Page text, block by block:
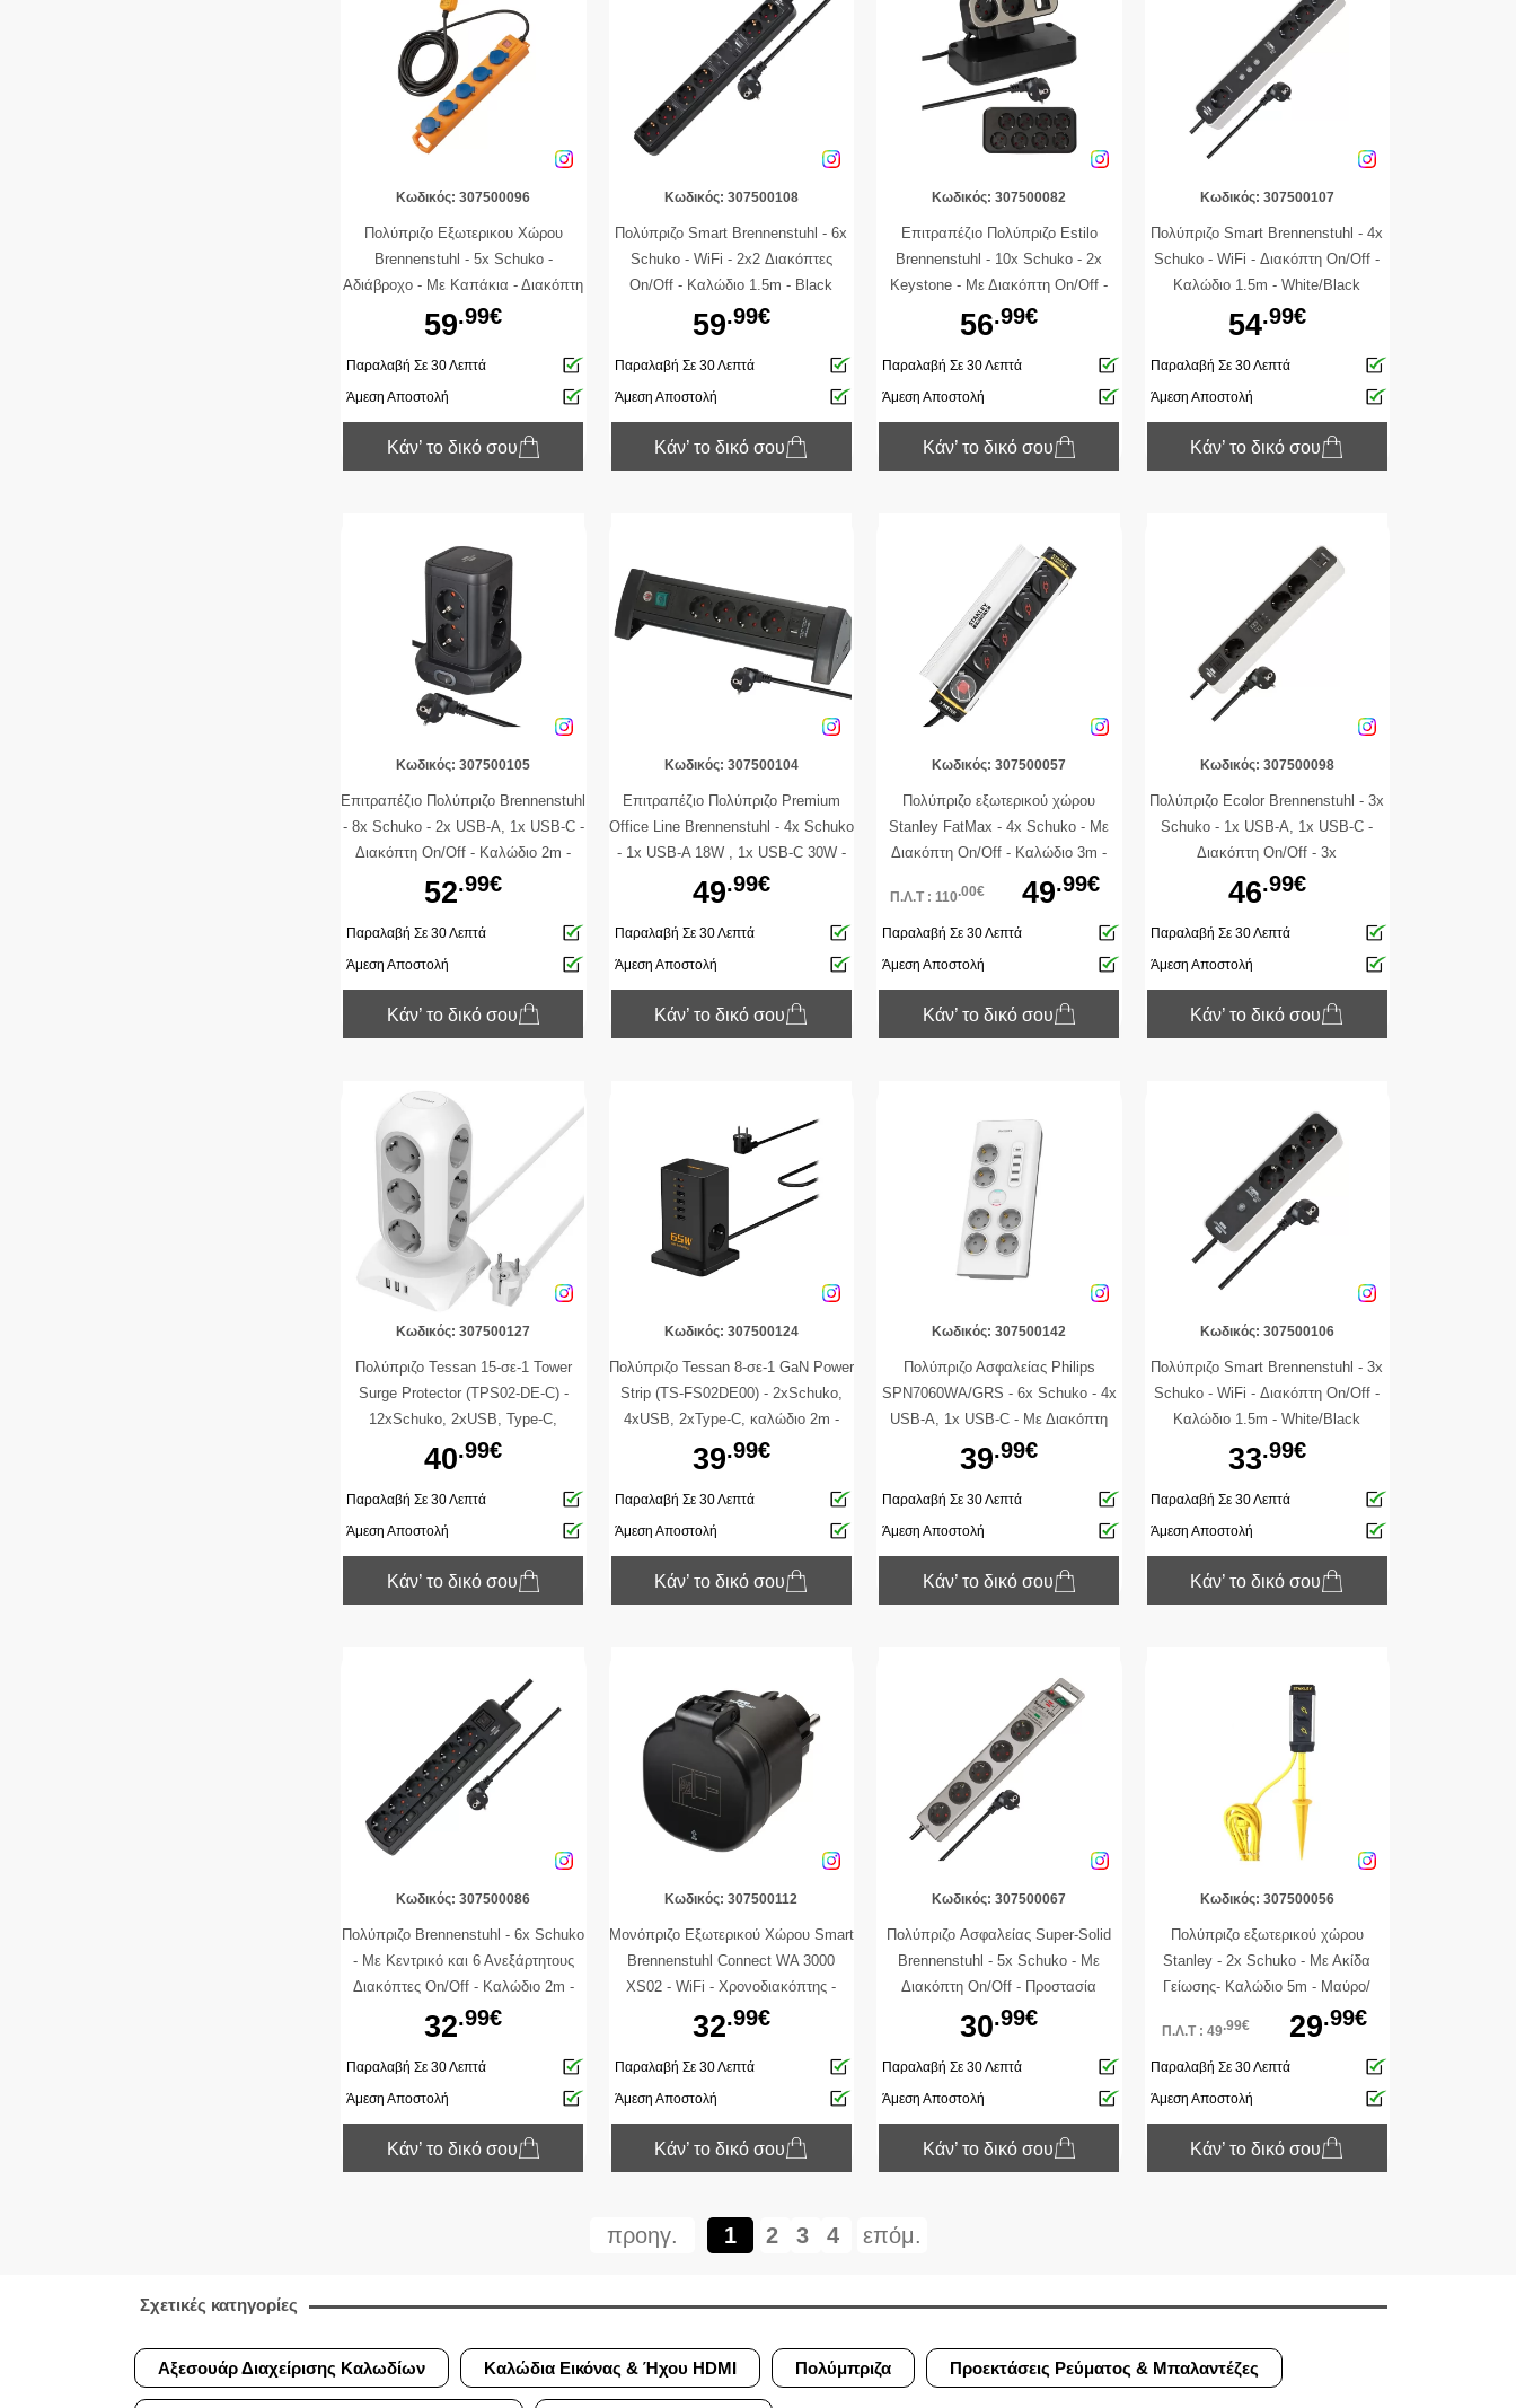
Κωδικός: 307500096
Πολύπριζο Εξωτερικου Χώρου
Brennenstuhl - 5x Schuko -
Αδιάβροχο - Με Καπάκια - Διακόπτη
On/Off - Καλώδιο 5m - Yellow
59.99€
Παραλαβή Σε 30 Λεπτά
Άμεση Αποστολή
Κάν’ το δικό σου
Κωδικός: 307500108
Πολύπριζο Smart Brennenstuhl - 6x
Schuko - WiFi - 2x2 Διακόπτες
On/Off - Καλώδιο 1.5m - Black
59.99€
Παραλαβή Σε 30 Λεπτά
Άμεση Αποστολή
Κάν’ το δικό σου
Κωδικός: 307500082
Επιτραπέζιο Πολύπριζο Estilo
Brennenstuhl - 10x Schuko - 2x
Keystone - Με Διακόπτη On/Off -
Καλώδιο 2m - Black
56.99€
Παραλαβή Σε 30 Λεπτά
Άμεση Αποστολή
Κάν’ το δικό σου
Κωδικός: 307500107
Πολύπριζο Smart Brennenstuhl - 4x
Schuko - WiFi - Διακόπτη On/Off -
Καλώδιο 1.5m - White/Black
54.99€
Παραλαβή Σε 30 Λεπτά
Άμεση Αποστολή
Κάν’ το δικό σου
Κωδικός: 307500105
Επιτραπέζιο Πολύπριζο Brennenstuhl
- 8x Schuko - 2x USB-A, 1x USB-C -
Διακόπτη On/Off - Καλώδιο 2m -
Black
52.99€
Παραλαβή Σε 30 Λεπτά
Άμεση Αποστολή
Κάν’ το δικό σου
Κωδικός: 307500104
Επιτραπέζιο Πολύπριζο Premium
Office Line Brennenstuhl - 4x Schuko
- 1x USB-A 18W , 1x USB-C 30W -
Διακόπτη On/Off - Καλώδιο 1.8m -
Black
49.99€
Παραλαβή Σε 30 Λεπτά
Άμεση Αποστολή
Κάν’ το δικό σου
Κωδικός: 307500057
Πολύπριζο εξωτερικού χώρου
Stanley FatMax - 4x Schuko - Με
Διακόπτη On/Off - Καλώδιο 3m -
Mαύρο/Γκρι
Π.Λ.Τ : 110.00€ 49.99€
Παραλαβή Σε 30 Λεπτά
Άμεση Αποστολή
Κάν’ το δικό σου
Κωδικός: 307500098
Πολύπριζο Ecolor Brennenstuhl - 3x
Schuko - 1x USB-A, 1x USB-C -
Διακόπτη On/Off - 3x
Χρονοδιακόπτες - Καλώδιο 1.5m -
White / Black
46.99€
Παραλαβή Σε 30 Λεπτά
Άμεση Αποστολή
Κάν’ το δικό σου
Κωδικός: 307500127
Πολύπριζο Tessan 15-σε-1 Tower
Surge Protector (TPS02-DE-C) -
12xSchuko, 2xUSB, Type-C,
καλώδιο 2m - White
40.99€
Παραλαβή Σε 30 Λεπτά
Άμεση Αποστολή
Κάν’ το δικό σου
Κωδικός: 307500124
Πολύπριζο Tessan 8-σε-1 GaN Power
Strip (TS-FS02DE00) - 2xSchuko,
4xUSB, 2xType-C, καλώδιο 2m -
Μαύρο
39.99€
Παραλαβή Σε 30 Λεπτά
Άμεση Αποστολή
Κάν’ το δικό σου
Κωδικός: 307500142
Πολύπριζο Ασφαλείας Philips
SPN7060WA/GRS - 6x Schuko - 4x
USB-A, 1x USB-C - Με Διακόπτη
On/Off - Καλώδιο 2m - Λευκό
39.99€
Παραλαβή Σε 30 Λεπτά
Άμεση Αποστολή
Κάν’ το δικό σου
Κωδικός: 307500106
Πολύπριζο Smart Brennenstuhl - 3x
Schuko - WiFi - Διακόπτη On/Off -
Καλώδιο 1.5m - White/Black
33.99€
Παραλαβή Σε 30 Λεπτά
Άμεση Αποστολή
Κάν’ το δικό σου
Κωδικός: 307500086
Πολύπριζο Brennenstuhl - 6x Schuko
- Με Κεντρικό και 6 Ανεξάρτητους
Διακόπτες On/Off - Καλώδιο 2m -
Black
32.99€
Παραλαβή Σε 30 Λεπτά
Άμεση Αποστολή
Κάν’ το δικό σου
Κωδικός: 307500112
Μονόπριζο Εξωτερικού Χώρου Smart
Brennenstuhl Connect WA 3000
XS02 - WiFi - Χρονοδιακόπτης -
Αδιάβροχο IP44 - Καπάκι - Black
32.99€
Παραλαβή Σε 30 Λεπτά
Άμεση Αποστολή
Κάν’ το δικό σου
Κωδικός: 307500067
Πολύπριζο Aσφαλείας Super-Solid
Brennenstuhl - 5x Schuko - Με
Διακόπτη On/Off - Προστασία
Υπέρτασης - Καλώδιο 2.5m - Ασημί
30.99€
Παραλαβή Σε 30 Λεπτά
Άμεση Αποστολή
Κάν’ το δικό σου
Κωδικός: 307500056
Πολύπριζο εξωτερικού χώρου
Stanley - 2x Schuko - Με Ακίδα
Γείωσης- Καλώδιο 5m - Mαύρο/
Π.Λ.Τ : 49.99€ 29.99€
Παραλαβή Σε 30 Λεπτά
Άμεση Αποστολή
Κάν’ το δικό σου
προηγ. 1 2 3 4 επόμ.
Σχετικές κατηγορίες
Αξεσουάρ Διαχείρισης Καλωδίων Καλώδια Εικόνας & Ήχου HDMI Πολύμπριζα Προεκτάσεις Ρεύματος & Μπαλαντέζες